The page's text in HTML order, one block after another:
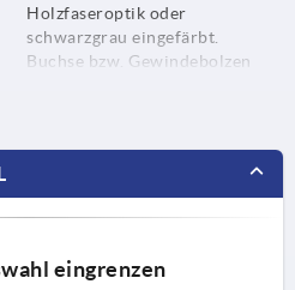
Holzfaseroptik oder
schwarzgrau eingefärbt.
Buchse bzw. Gewindebolzen
eingrenzen